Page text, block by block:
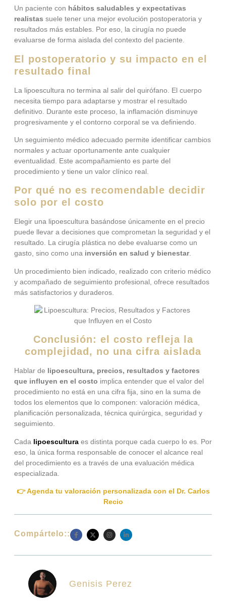
Un paciente con hábitos saludables y expectativas
realistas suele tener una mejor evolución postoperatoria y
resultados más estables. Por eso, la cirugía no puede
evaluarse de forma aislada del contexto del paciente.
El postoperatorio y su impacto en el
resultado final
La lipoescultura no termina al salir del quirófano. El cuerpo
necesita tiempo para adaptarse y mostrar el resultado
definitivo. Durante este proceso, la inflamación disminuye
progresivamente y el contorno corporal se va definiendo.
Un seguimiento médico adecuado permite identificar cambios
normales y actuar oportunamente ante cualquier
eventualidad. Este acompañamiento es parte del
procedimiento y tiene un valor clínico real.
Por qué no es recomendable decidir
solo por el costo
Elegir una lipoescultura basándose únicamente en el precio
puede llevar a decisiones que comprometan la seguridad y el
resultado. La cirugía plástica no debe evaluarse como un
gasto, sino como una inversión en salud y bienestar.
Un procedimiento bien indicado, realizado con criterio médico
y acompañado de seguimiento profesional, ofrece resultados
más satisfactorios y duraderos.
Conclusión: el costo refleja la
complejidad, no una cifra aislada
Hablar de lipoescultura, precios, resultados y factores
que influyen en el costo implica entender que el valor del
procedimiento no está en una cifra fija, sino en la suma de
todos los elementos que lo componen: valoración médica,
planificación personalizada, técnica quirúrgica, seguridad y
seguimiento.
Cada lipoescultura es distinta porque cada cuerpo lo es. Por
eso, la única forma responsable de conocer el alcance real
del procedimiento es a través de una evaluación médica
especializada.
👉 Agenda tu valoración personalizada con el Dr. Carlos
Recio
Compártelo::
Genisis Perez